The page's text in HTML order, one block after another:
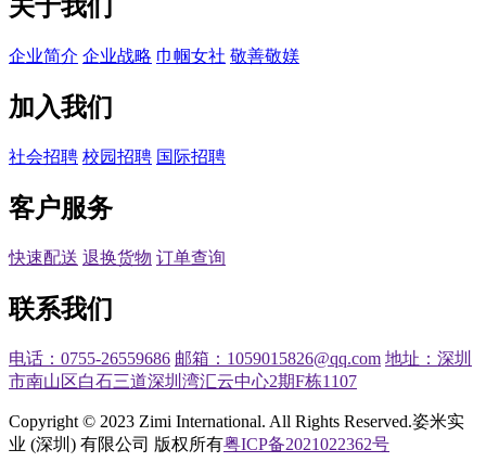
关于我们
企业简介 企业战略 巾帼女社 敬善敬媄
加入我们
社会招聘 校园招聘 国际招聘
客户服务
快速配送 退换货物 订单查询
联系我们
电话：0755-26559686 邮箱：1059015826@qq.com 地址：深圳
市南山区白石三道深圳湾汇云中心2期F栋1107
Copyright © 2023 Zimi International. All Rights Reserved.姿米实
业 (深圳) 有限公司 版权所有粤ICP备2021022362号